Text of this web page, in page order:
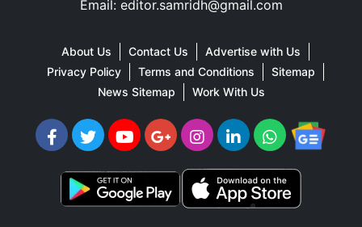
Email: editor.samridh@gmail.com
About Us Contact Us
Advertise with Us
Privacy Policy
Terms and Conditions
Sitemap
News Sitemap
Work With Us